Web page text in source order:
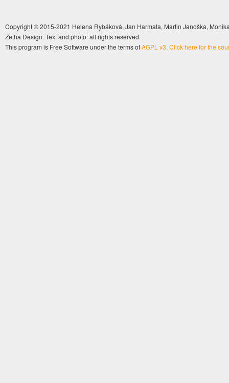
Copyright © 2015-2021 Helena Rybáková, Jan Harmata, Martin Janoška,
Zetha Design. Text and photo: all rights reserved.
This program is Free Software under the terms ofAGPL v3. Click here for the